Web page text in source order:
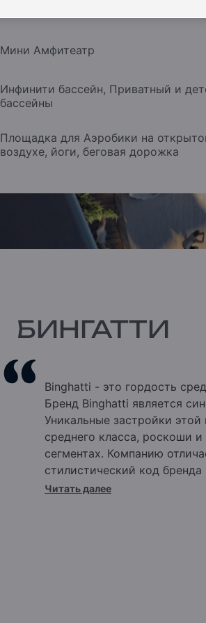
Мини Амфитеатр
Инфинити бассейн, Приватный и
бассейны
Площадка для Аэробики на
воздухе, йоги, беговая дорожка
БИНГАТТИ
Binghatti - это гордость
Бренд Binghatti является
Уникальные застройки
среднего класса, роскоши
сегментах. Компанию
стилистический код
недвижимости,
Читать далее